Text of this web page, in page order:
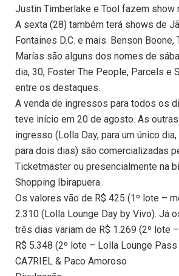
Justin Timberlake e Tool fazem show
A sexta (28) também terá shows de
Fontaines D.C. e mais. Benson Boone,
Marías são alguns dos nomes de
dia, 30, Foster The People, Parcels e
entre os destaques.
A venda de ingressos para todos os
teve início em 20 de agosto. As
ingresso (Lolla Day, para um único
para dois dias) são comercializadas
Ticketmaster ou presencialmente na
Shopping Ibirapuera.
Os valores vão de R$ 425 (1º lote –
2.310 (Lolla Lounge Day by Vivo). Já
três dias variam de R$ 1.269 (2º lote
R$ 5.348 (2º lote – Lolla Lounge Pass
CA7RIEL & Paco Amoroso